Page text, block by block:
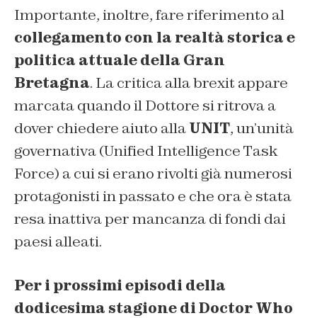
Importante, inoltre, fare riferimento al
collegamento con la realtà storica e
politica attuale della Gran
Bretagna. La critica alla brexit appare
marcata quando il Dottore si ritrova a
dover chiedere aiuto allaUNIT, un’unità
governativa (Unified Intelligence Task
Force) a cui si erano rivolti già numerosi
protagonisti in passato e che ora è stata
resa inattiva per mancanza di fondi dai
paesi alleati.
Per i prossimi episodi della
dodicesima stagione di Doctor Who